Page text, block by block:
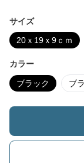
サイズ
20ｘ19ｘ9ｃｍ
カラー
ブラック ブ